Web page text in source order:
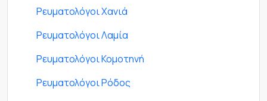
Ρευματολόγοι Χανιά
Ρευματολόγοι Λαμία
Ρευματολόγοι Κομοτηνή
Ρευματολόγοι Ρόδος